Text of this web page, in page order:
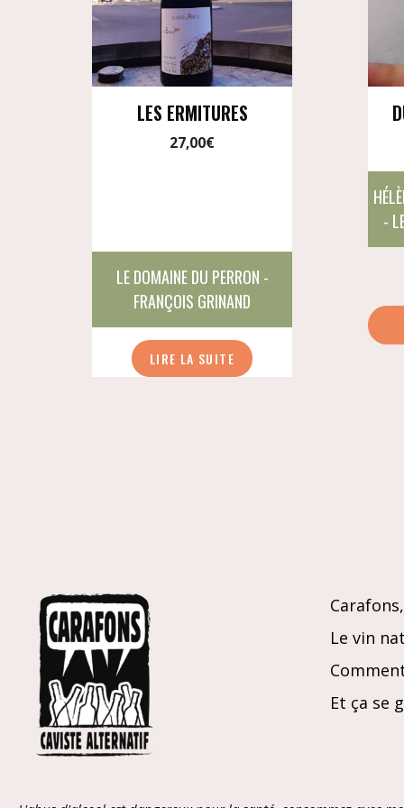
LES ERMITURES
27,00€
LE DOMAINE DU PERRON -
FRANÇOIS GRINAND
LIRE LA SUITE
-
Le vin
Et ça se